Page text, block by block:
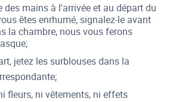
des mains à l'arrivée et au départ du
êtes enrhumé, signalez-le avant
la chambre, nous vous ferons
jetez les surblouses dans la
fleurs, ni vêtements, ni effets